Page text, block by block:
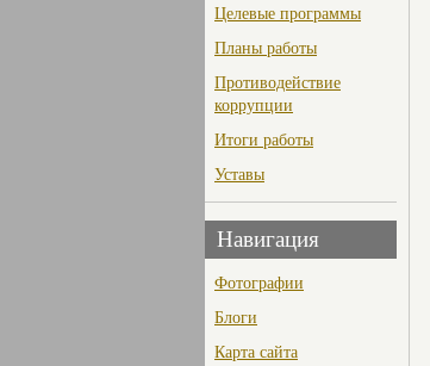
Целевые программы
Планы работы
Противодействие
коррупции
Итоги работы
Уставы
Навигация
Фотографии
Блоги
Карта сайта